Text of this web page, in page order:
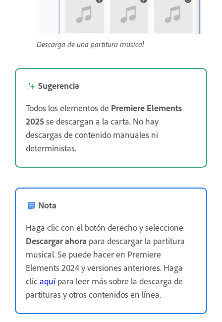
Descarga de una partitura musical
Sugerencia
Todos los elementos de Premiere Elements
2025se descargan a la carta. No hay
descargas de contenido manuales ni
deterministas.
Nota
Haga clic con el botón derecho y seleccione
Descargar ahora para descargar la partitura
musical. Se puede hacer en Premiere
Elements 2024 y versiones anteriores. Haga
clic aquípara leer más sobre la descarga de
partituras y otros contenidos en línea.